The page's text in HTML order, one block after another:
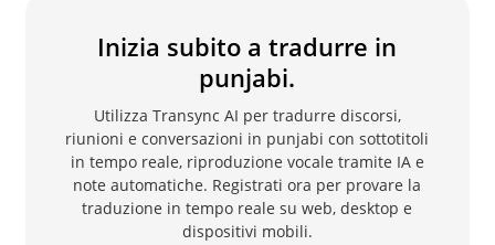
Inizia subito a tradurre in
punjabi.
Utilizza Transync AI per tradurre discorsi,
riunioni e conversazioni in punjabi con sottotitoli
in tempo reale, riproduzione vocale tramite IA e
note automatiche. Registrati ora per provare la
traduzione in tempo reale su web, desktop e
dispositivi mobili.